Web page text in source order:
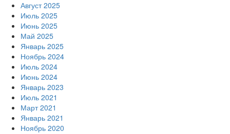
Август 2025
Июль 2025
Июнь 2025
Май 2025
Январь 2025
Ноябрь 2024
Июль 2024
Июнь 2024
Январь 2023
Июль 2021
Март 2021
Январь 2021
Ноябрь 2020